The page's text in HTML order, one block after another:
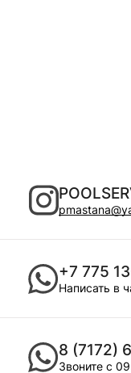
+7 775
Написать в
8 (7172)
Звоните с